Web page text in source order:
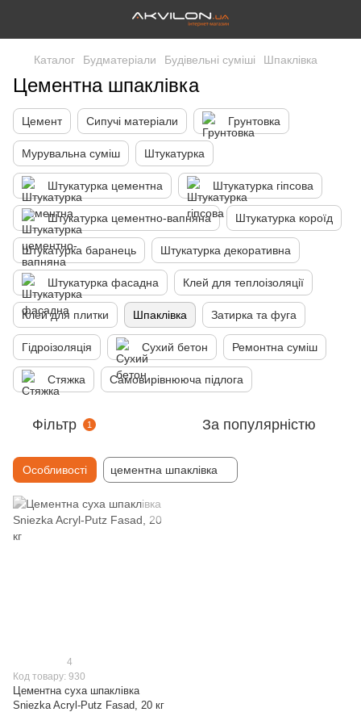
Каталог Будматеріали Будівельні суміші Шпаклівка
Цементна шпаклівка
Цемент Сипучі матеріали Грунтовка
Мурувальна суміш Штукатурка
Штукатурка цементна Штукатурка гіпсова
Штукатурка цементно-вапняна Штукатурка короїд
Штукатурка баранець Штукатурка декоративна
Штукатурка фасадна Клей для теплоізоляції
Клей для плитки Шпаклівка Затирка та фуга
Гідроізоляція Сухий бетон Ремонтна суміш
Стяжка Самовирівнююча підлога
Фільтр 1 За популярністю
Особливості цементна шпаклівка
4
Код товару: 930
Цементна суха шпаклівка
Sniezka Acryl-Putz Fasad, 20 кг